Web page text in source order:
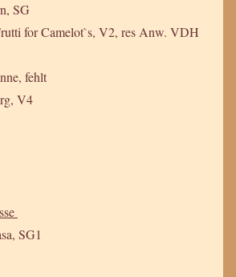
SG
for Camelot`s, V2, res Anw. VDH
fehlt
V4
SG1